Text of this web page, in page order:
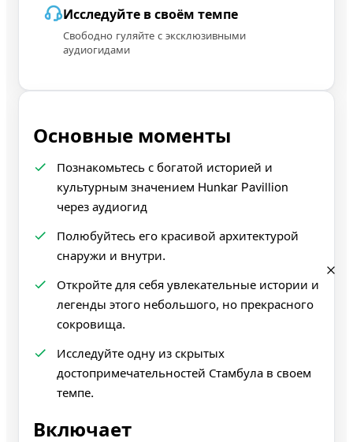
Исследуйте в своём темпе
Свободно гуляйте с эксклюзивными
аудиогидами
Основные моменты
Познакомьтесь с богатой историей и
культурным значением Hunkar Pavillion
через аудиогид
Полюбуйтесь его красивой архитектурой
снаружи и внутри.
Откройте для себя увлекательные истории и
легенды этого небольшого, но прекрасного
сокровища.
Исследуйте одну из скрытых
достопримечательностей Стамбула в своем
темпе.
Включает